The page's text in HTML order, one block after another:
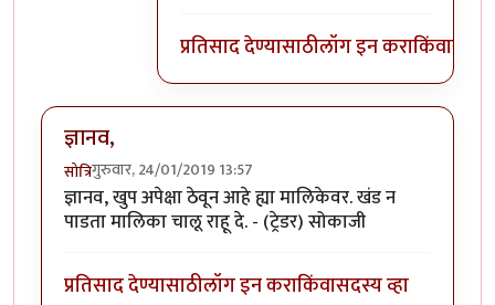
प्रतिसाद देण्यासाठीलॉग इन कराकिंवा
ज्ञानव,
सोत्रिगुरुवार, 24/01/2019 13:57
ज्ञानव, खुप अपेक्षा ठेवून आहे ह्या मालिकेवर. खंड न
पाडता मालिका चालू राहू दे. - (ट्रेडर) सोकाजी
प्रतिसाद देण्यासाठीलॉग इन कराकिंवासदस्य व्हा